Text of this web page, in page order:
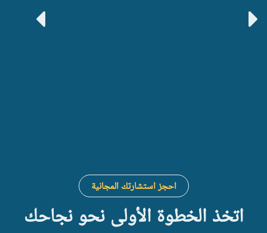
احجز استشارتك المجانية
اتخذ الخطوة الأولى نحو نجاحك